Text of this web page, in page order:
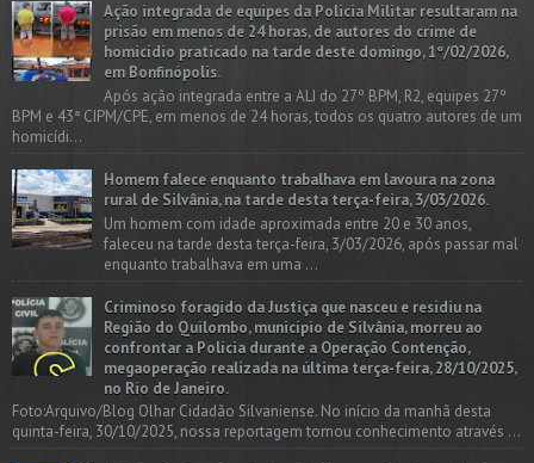
Ação integrada de equipes da Policia Militar resultaram na
prisão em menos de 24 horas, de autores do crime de
homicídio praticado na tarde deste domingo, 1º/02/2026,
em Bonfinópolis.
Após ação integrada entre a ALI do 27º BPM, R2, equipes 27º
BPM e 43ª CIPM/CPE, em menos de 24 horas, todos os quatro autores de um
homicídi...
Homem falece enquanto trabalhava em lavoura na zona
rural de Silvânia, na tarde desta terça-feira, 3/03/2026.
Um homem com idade aproximada entre 20 e 30 anos,
faleceu na tarde desta terça-feira, 3/03/2026, após passar mal
enquanto trabalhava em uma ...
Criminoso foragido da Justiça que nasceu e residiu na
Região do Quilombo, município de Silvânia, morreu ao
confrontar a Polícia durante a Operação Contenção,
megaoperação realizada na última terça-feira, 28/10/2025,
no Rio de Janeiro.
Foto:Arquivo/Blog Olhar Cidadão Silvaniense. No início da manhã desta
quinta-feira, 30/10/2025, nossa reportagem tomou conhecimento através ...